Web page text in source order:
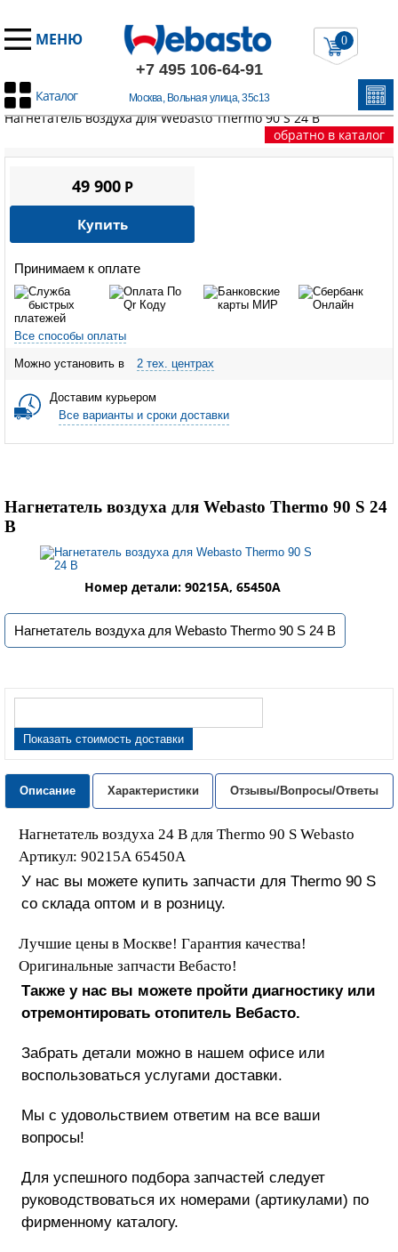
МЕНЮ
+7 495 106-64-91
Москва, Вольная улица, 35с13
Каталог
0
Главная / Запчасти Вебасто/Thermo 90/90S/90ST/Pro90
Нагнетатель воздуха для Webasto Thermo 90 S 24 В
обратно в каталог
Принимаем к оплате
Все способы оплаты
Можно установить в 2 тех. центрах
Доставим курьером
Все варианты и сроки доставки
49 900P
Купить
Нагнетатель воздуха для Webasto Thermo 90 S 24
В
Номер детали: 90215A, 65450A
Нагнетатель воздуха для Webasto Thermo 90 S 24 В
Показать стоимость доставки
Описание Характеристики Отзывы/Вопросы/Ответы
Нагнетатель воздуха 24 В для Thermo 90 S Webasto
Артикул: 90215A 65450А
У нас вы можете купить запчасти для Thermo 90 S
со склада оптом и в розницу.
Лучшие цены в Москве! Гарантия качества!
Оригинальные запчасти Вебасто!
Также у нас вы можете пройти диагностику или
отремонтировать отопитель Вебасто.
Забрать детали можно в нашем офисе или
воспользоваться услугами доставки.
Мы с удовольствием ответим на все ваши
вопросы!
Для успешного подбора запчастей следует
руководствоваться их номерами (артикулами) по
фирменному каталогу.